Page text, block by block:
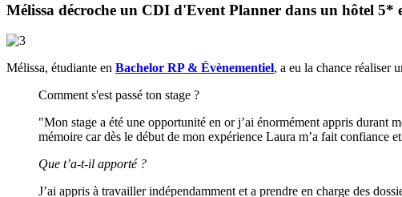
Mélissa décroche un CDI d'Event Planner dans un hôtel 5*
Mélissa, étudiante en Bachelor RP & Évènementiel, a eu la chance réaliser
Comment s'est passé ton stage ?
"Mon stage a été une opportunité en or j’ai énormément appris durant
mémoire car dès le début de mon expérience Laura m’a fait confiance
Que t’a-t-il apporté ?
J’ai appris à travailler indépendamment et a prendre en charge des